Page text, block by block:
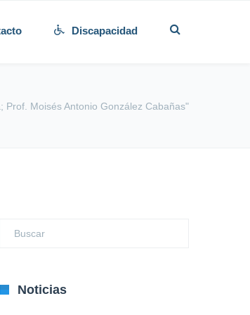
Discapacidad
Moisés Antonio González Cabañas"
Noticias